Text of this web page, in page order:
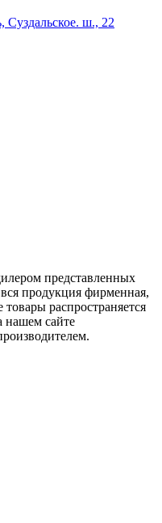
Суздальское. ш., 22
представленных
продукция фирменная,
распространяется
нашем сайте